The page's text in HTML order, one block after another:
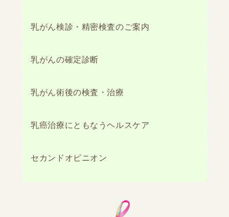
乳がん検診・精密検査のご案内
乳がんの確定診断
乳がん術後の検査・治療
乳癌治療にともなうヘルスケア
セカンドオピニオン